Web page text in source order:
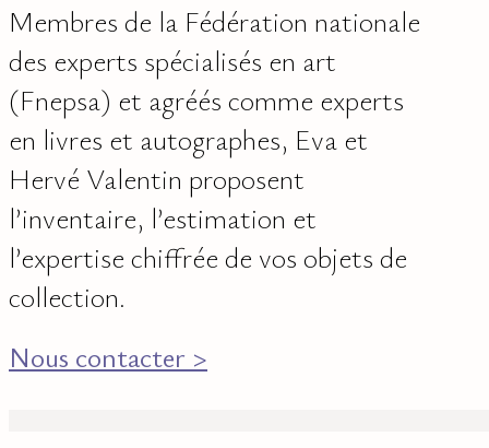
Membres de la Fédération nationale
des experts spécialisés en art
(Fnepsa) et agréés comme experts
en livres et autographes, Eva et
Hervé Valentin proposent
l’inventaire, l’estimation et
l’expertise chiffrée de vos objets de
collection.
Nous contacter >